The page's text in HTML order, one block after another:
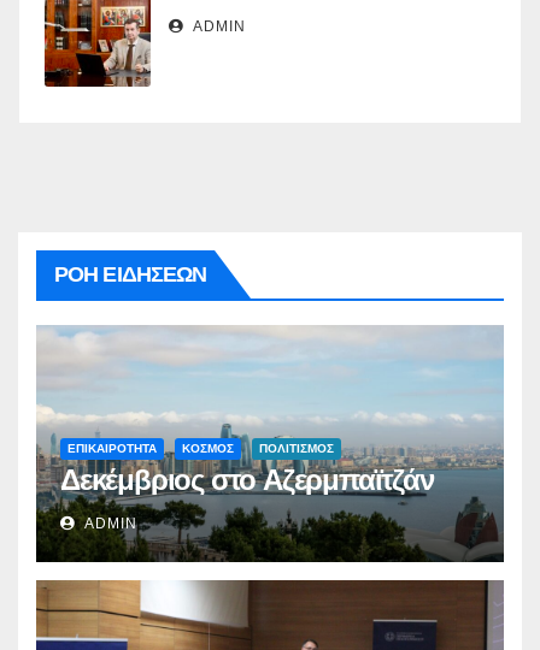
ADMIN
ΡΟΗ ΕΙΔΗΣΕΩΝ
ΕΠΙΚΑΙΡΟΤΗΤΑ ΚΟΣΜΟΣ ΠΟΛΙΤΙΣΜΟΣ
Δεκέμβριος στο Αζερμπαϊτζάν
ADMIN